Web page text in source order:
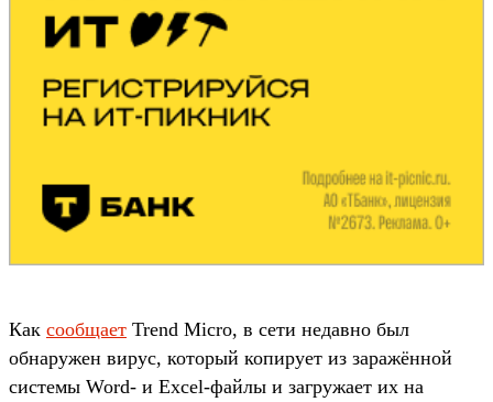
Как сообщает Trend Micro, в сети недавно был
обнаружен вирус, который копирует из заражённой
системы Word- и Excel-файлы и загружает их на